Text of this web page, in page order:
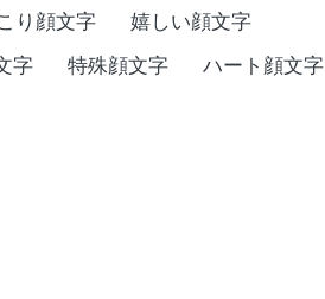
り顔文字
嬉しい顔文字
字 特殊顔文字
ハート顔文字